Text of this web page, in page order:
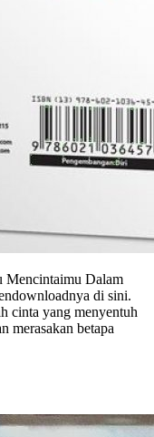
Mencintaimu Dalam
di sini.
cinta yang menyentuh
merasakan betapa